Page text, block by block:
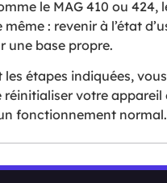
le MAG 410 ou 424,
: revenir à l’état
une base propre.
les étapes indiquées,
réinitialiser votre appareil
fonctionnement normal.